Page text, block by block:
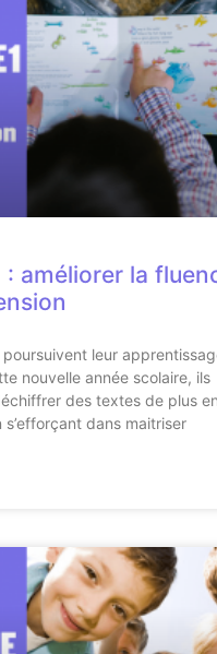
: améliorer la
poursuivent leur
nouvelle année scolaire, ils
des textes de plus
dans maitriser